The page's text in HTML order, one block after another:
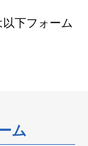
下フォーム
ム